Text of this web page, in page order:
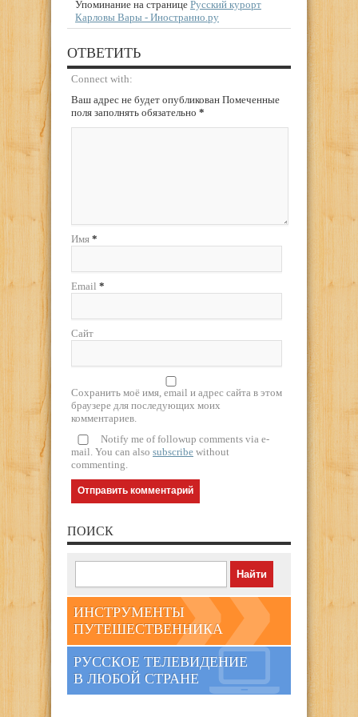
Упоминание на странице Русский курорт
Карловы Вары - Иностранно.ру
ОТВЕТИТЬ
Connect with:
Ваш адрес не будет опубликован Помеченные
поля заполнять обязательно *
Имя *
Email *
Сайт
Сохранить моё имя, email и адрес сайта в этом
браузере для последующих моих
комментариев.
Notify me of followup comments via e-
mail. You can also subscribe without
commenting.
ПОИСК
ИНСТРУМЕНТЫ
ПУТЕШЕСТВЕННИКА
РУССКОЕ ТЕЛЕВИДЕНИЕ
В ЛЮБОЙ СТРАНЕ